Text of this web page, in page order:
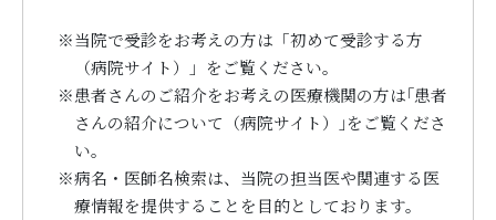
※当院で受診をお考えの方は「初めて受診する方
（病院サイト）」をご覧ください。
※患者さんのご紹介をお考えの医療機関の方は｢患者
さんの紹介について（病院サイト）｣をご覧くださ
い。
※病名・医師名検索は、当院の担当医や関連する医
療情報を提供することを目的としております。